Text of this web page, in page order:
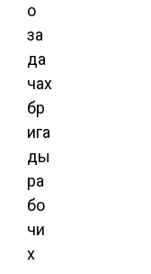
о
за
да
чах
бр
ига
ды
ра
бо
чи
х